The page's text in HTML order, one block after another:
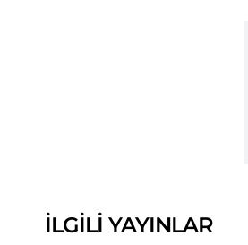
İLGİLİ YAYINLAR